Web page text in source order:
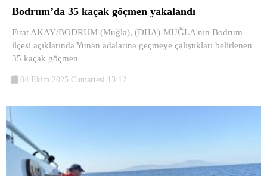
Bodrum’da 35 kaçak göçmen yakalandı
Fırat AKAY/BODRUM (Muğla), (DHA)-MUĞLA'nın Bodrum
ilçesi açıklarında Yunan adalarına geçmeye çalıştıkları belirlenen
35 kaçak göçmen
04 Ekim 2025 Cumartesi 13:12